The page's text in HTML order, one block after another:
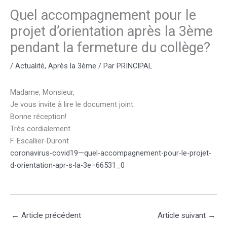
Quel accompagnement pour le
projet d’orientation après la 3ème
pendant la fermeture du collège?
/ Actualité, Après la 3ème / Par PRINCIPAL
Madame, Monsieur,
Je vous invite à lire le document joint.
Bonne réception!
Très cordialement.
F. Escallier-Duront
coronavirus-covid19—quel-accompagnement-pour-le-projet-
d-orientation-apr-s-la-3e–66531_0
← Article précédent Article suivant →